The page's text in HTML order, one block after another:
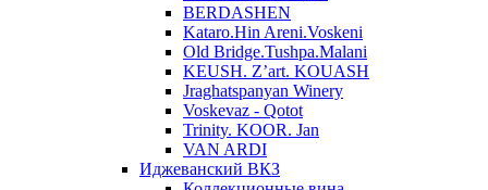
BERDASHEN
Kataro.Hin Areni.Voskeni
Old Bridge.Tushpa.Malani
KEUSH. Z’art. KOUASH
Jraghatspanyan Winery
Voskevaz - Qotot
Trinity. KOOR. Jan
VAN ARDI
Иджеванский ВКЗ